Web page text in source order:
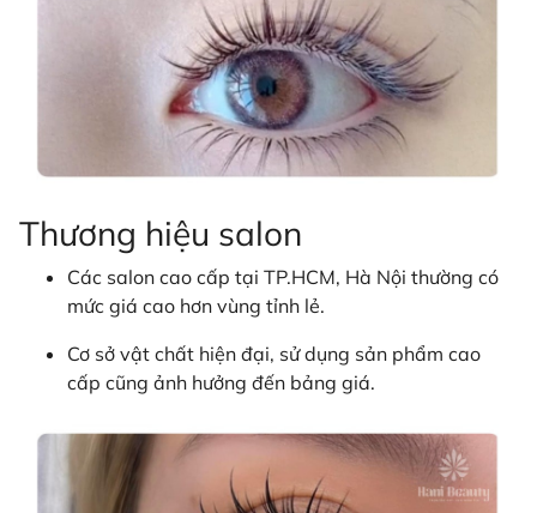
Thương hiệu salon
Các salon cao cấp tại TP.HCM, Hà Nội thường có
mức giá cao hơn vùng tỉnh lẻ.
Cơ sở vật chất hiện đại, sử dụng sản phẩm cao
cấp cũng ảnh hưởng đến bảng giá.